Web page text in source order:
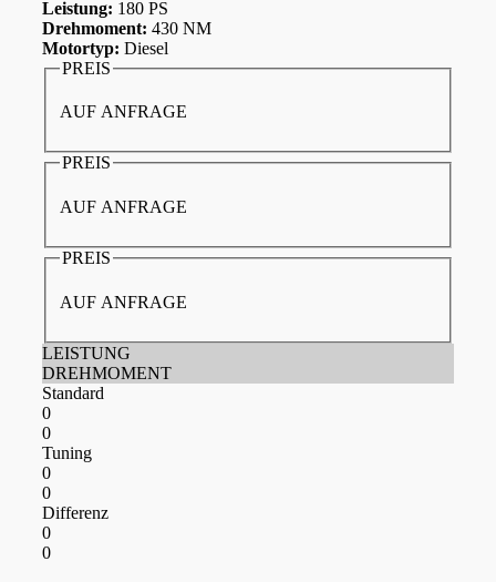
Leistung: 180 PS
Drehmoment: 430 NM
Motortyp: Diesel
PREIS
AUF ANFRAGE
PREIS
AUF ANFRAGE
PREIS
AUF ANFRAGE
LEISTUNG
DREHMOMENT
Standard
0
0
Tuning
0
0
Differenz
0
0